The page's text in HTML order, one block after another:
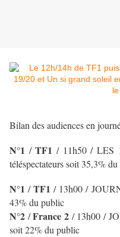
Bilan des audiences en
N°1 /TF1 / 11h50 / LES
téléspectateurs soit 35,3%
N°1 /TF1 / 13h00 /
43% du public
N°2 /France 2 / 13h00 /
soit 22% du public